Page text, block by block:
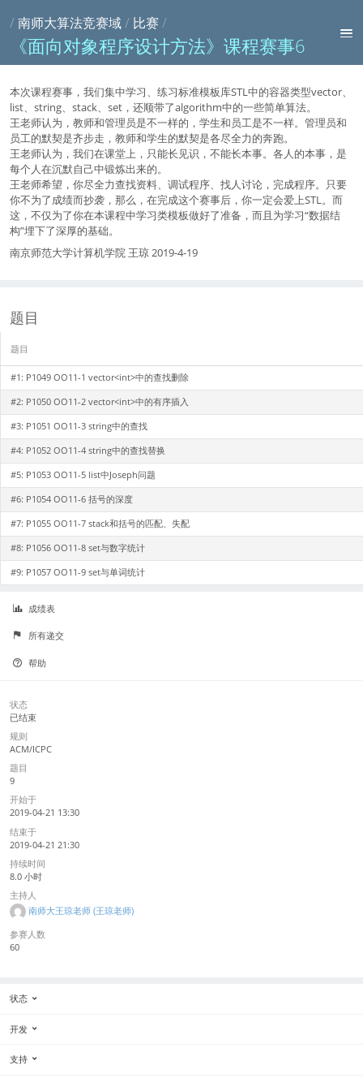
/南师大算法竞赛域/ 比赛 /
《面向对象程序设计方法》课程赛事6
本次课程赛事，我们集中学习、练习标准模板库STL中的容器类型vector、
list、string、stack、set，还顺带了algorithm中的一些简单算法。
王老师认为，教师和管理员是不一样的，学生和员工是不一样。管理员和
员工的默契是齐步走，教师和学生的默契是各尽全力的奔跑。
王老师认为，我们在课堂上，只能长见识，不能长本事。各人的本事，是
每个人在沉默自己中锻炼出来的。
王老师希望，你尽全力查找资料、调试程序、找人讨论，完成程序。只要
你不为了成绩而抄袭，那么，在完成这个赛事后，你一定会爱上STL。而
这，不仅为了你在本课程中学习类模板做好了准备，而且为学习“数据结
构”埋下了深厚的基础。
南京师范大学计算机学院 王琼 2019-4-19
题目
题目
#1: P1049 OO11-1 vector<int>中的查找删除
#2: P1050 OO11-2 vector<int>中的有序插入
#3: P1051 OO11-3 string中的查找
#4: P1052 OO11-4 string中的查找替换
#5: P1053 OO11-5 list中Joseph问题
#6: P1054 OO11-6 括号的深度
#7: P1055 OO11-7 stack和括号的匹配、失配
#8: P1056 OO11-8 set与数字统计
#9: P1057 OO11-9 set与单词统计
成绩表
所有递交
帮助
状态
已结束
规则
ACM/ICPC
题目
9
开始于
2019-04-21 13:30
结束于
2019-04-21 21:30
持续时间
8.0 小时
主持人
南师大王琼老师 (王琼老师)
参赛人数
60
状态
开发
支持